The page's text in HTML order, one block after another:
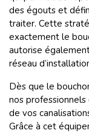
des égouts et
traiter. Cette
exactement le
autorise
réseau
Dès que le
nos
de vos
Grâce à cet